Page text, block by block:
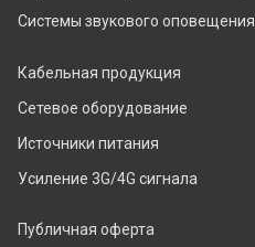
Системы звукового оповещения
Кабельная продукция
Сетевое оборудование
Источники питания
Усиление 3G/4G сигнала
Публичная оферта